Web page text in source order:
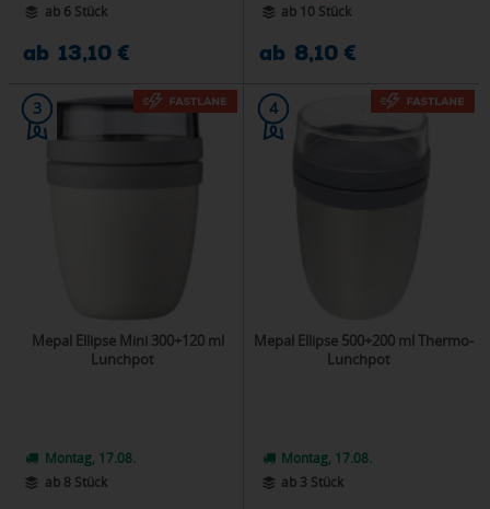
ab 6 Stück
ab 13,10 €
ab 10 Stück
ab 8,10 €
3
Mepal Ellipse Mini 300+120 ml
Lunchpot
Montag, 17.08.
ab 8 Stück
4
Mepal Ellipse 500+200 ml Thermo-
Lunchpot
Montag, 17.08.
ab 3 Stück